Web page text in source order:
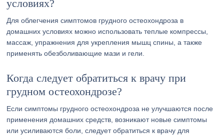
условиях?
Для облегчения симптомов грудного остеохондроза в
домашних условиях можно использовать теплые компрессы,
массаж, упражнения для укрепления мышц спины, а также
применять обезболивающие мази и гели.
Когда следует обратиться к врачу при
грудном остеохондрозе?
Если симптомы грудного остеохондроза не улучшаются после
применения домашних средств, возникают новые симптомы
или усиливаются боли, следует обратиться к врачу для